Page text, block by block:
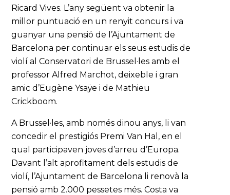
Ricard Vives. L’any següent va obtenir la
millor puntuació en un renyit concurs i va
guanyar una pensió de l’Ajuntament de
Barcelona per continuar els seus estudis de
violí al Conservatori de Brussel·les amb el
professor Alfred Marchot, deixeble i gran
amic d’Eugène Ysaÿe i de Mathieu
Crickboom.
A Brussel·les, amb només dinou anys, li van
concedir el prestigiós Premi Van Hal, en el
qual participaven joves d’arreu d’Europa.
Davant l’alt aprofitament dels estudis de
violí, l’Ajuntament de Barcelona li renovà la
pensió amb 2.000 pessetes més. Costa va